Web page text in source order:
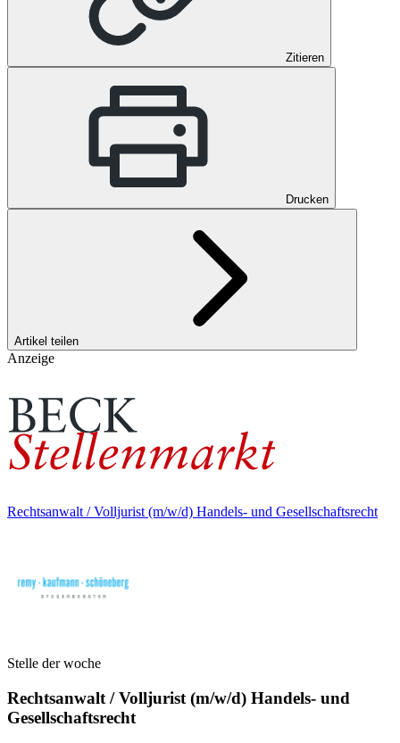
Zitieren
Drucken
Artikel teilen
Anzeige
Rechtsanwalt / Volljurist (m/w/d) Handels- und Gesellschaftsrecht
Stelle der woche
Rechtsanwalt / Volljurist (m/w/d) Handels- und
Gesellschaftsrecht